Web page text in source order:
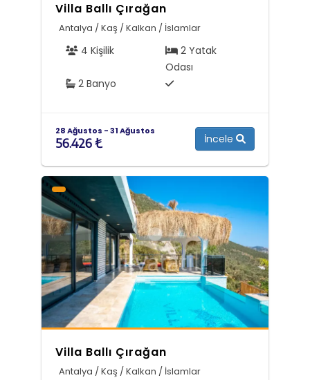
Villa Ballı Çırağan
Antalya / Kaş / Kalkan / İslamlar
4 Kişilik
2 Yatak
Odası
2 Banyo
28 Ağustos - 31 Ağustos
56.426 ₺ İncele
Villa Ballı Çırağan
Antalya / Kaş / Kalkan / İslamlar